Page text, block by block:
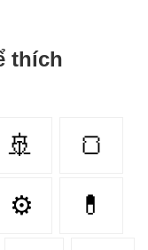
thích
🚢 🍞
⚙ 💊